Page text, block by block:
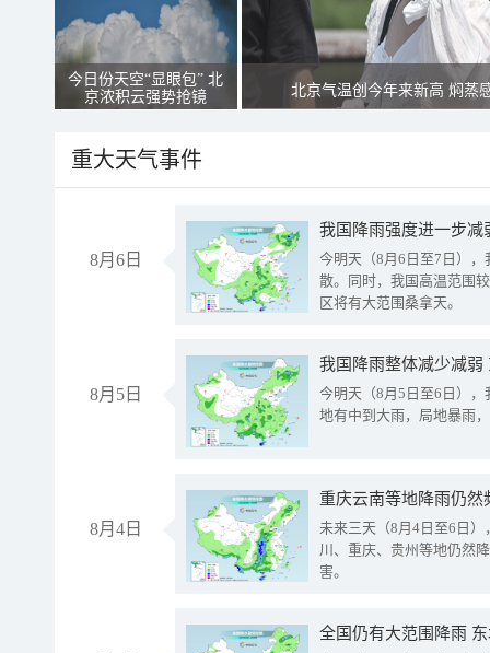
今日份天空“显眼包” 北
京浓积云强势抢镜
北京气温创今年来新高 焖蒸
重大天气事件
8月6日
今明天（8月6日至7日）
散。同时，我国高温范围
区将有大范围桑拿天。
8月5日
我国降雨整体减少减弱
今明天（8月5日至6日）
地有中到大雨，局地暴雨
8月4日
重庆云南等地降雨仍然
未来三天（8月4日至6日
川、重庆、贵州等地仍然
害。
全国仍有大范围降雨